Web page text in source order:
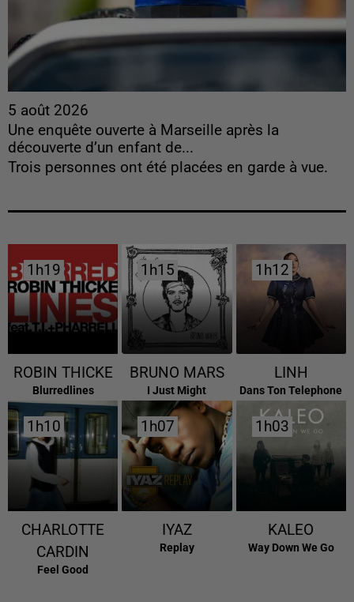
5 août 2026
Une enquête ouverte à Marseille après la
découverte d’un enfant de...
Trois personnes ont été placées en garde à vue.
1h19
1h19
ROBIN THICKE
Blurredlines
1h15
1h15
BRUNO MARS
I Just Might
1h12
1h12
LINH
Dans Ton Telephone
1h10
1h10
CHARLOTTE
CARDIN
Feel Good
1h07
1h07
IYAZ
Replay
1h03
1h03
KALEO
Way Down We Go